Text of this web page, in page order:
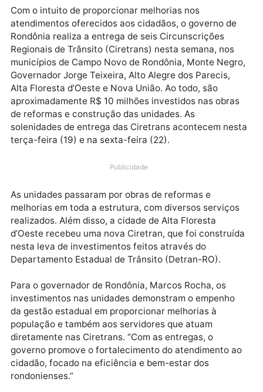
Com o intuito de proporcionar melhorias nos
atendimentos oferecidos aos cidadãos, o governo de
Rondônia realiza a entrega de seis Circunscrições
Regionais de Trânsito (Ciretrans) nesta semana, nos
municípios de Campo Novo de Rondônia, Monte
Governador Jorge Teixeira, Alto Alegre dos Parecis,
aproximadamente R$ 10 milhões investidos nas
solenidades de entrega das Ciretrans acontecem
terça-feira (19) e na sexta-feira (22).
Publicidade
As unidades passaram por obras de reformas e
melhorias em toda a estrutura, com diversos
realizados. Além disso, a cidade de Alta Floresta
d’Oeste recebeu uma nova Ciretran, que foi
nesta leva de investimentos feitos através do
Departamento Estadual de Trânsito (Detran-RO).
Para o governador de Rondônia, Marcos Rocha, os